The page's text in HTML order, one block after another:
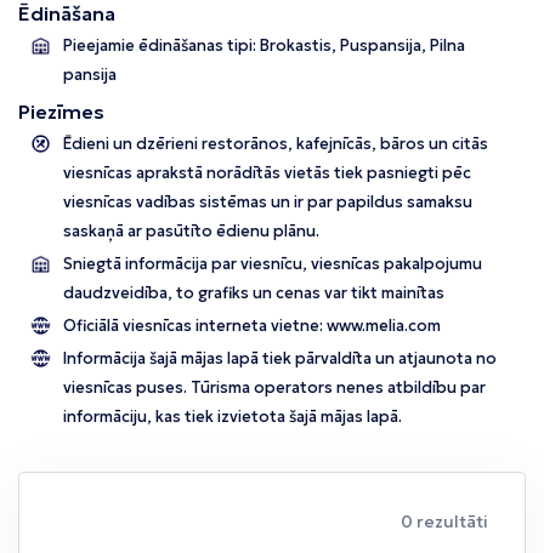
Ēdināšana
Pieejamie ēdināšanas tipi: Brokastis, Puspansija, Pilna
pansija
Piezīmes
Ēdieni un dzērieni restorānos, kafejnīcās, bāros un citās
viesnīcas aprakstā norādītās vietās tiek pasniegti pēc
viesnīcas vadības sistēmas un ir par papildus samaksu
saskaņā ar pasūtīto ēdienu plānu.
Sniegtā informācija par viesnīcu, viesnīcas pakalpojumu
daudzveidība, to grafiks un cenas var tikt mainītas
Oficiālā viesnīcas interneta vietne: www.melia.com
Informācija šajā mājas lapā tiek pārvaldīta un atjaunota no
viesnīcas puses. Tūrisma operators nenes atbildību par
informāciju, kas tiek izvietota šajā mājas lapā.
0 rezultāti